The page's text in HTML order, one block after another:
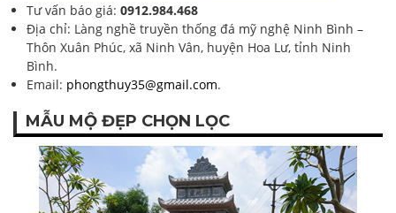
Tư vấn báo giá: 0912.984.468
Địa chỉ: Làng nghề truyền thống đá mỹ nghệ Ninh Bình –
Thôn Xuân Phúc, xã Ninh Vân, huyện Hoa Lư, tỉnh Ninh
Bình.
Email: phongthuy35@gmail.com.
MẪU MỘ ĐẸP CHỌN LỌC